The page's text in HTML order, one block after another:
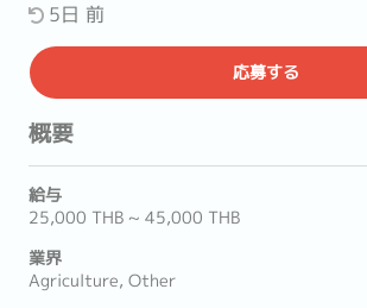
5日 前
応募する
概要
給与
25,000 THB ~ 45,000 THB
業界
Agriculture, Other